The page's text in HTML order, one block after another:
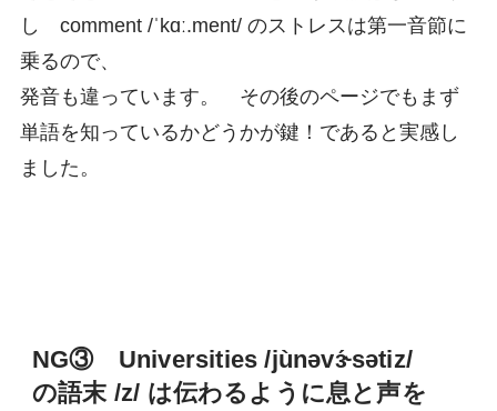
し comment /ˈkɑː.ment/ のストレスは第一音節に
乗るので、
発音も違っています。 その後のページでもまず
単語を知っているかどうかが鍵！であると実感し
ました。
NG③ Universities /jùnəvɝ́sətiz/
の語末 /z/ は伝わるように息と声を